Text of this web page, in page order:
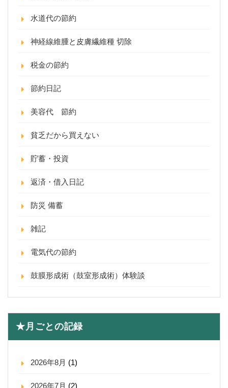
水道代の節約
神経線維腫と皮膚繊維種 切除
税金の節約
節約日記
美容代 節約
貧乏だから買えない
貯蓄・投資
返済・借入日記
防災 備蓄
雑記
電気代の節約
鼓膜形成術（鼓室形成術）体験談
★月ごとの記録
2026年8月 (1)
2026年7月 (2)